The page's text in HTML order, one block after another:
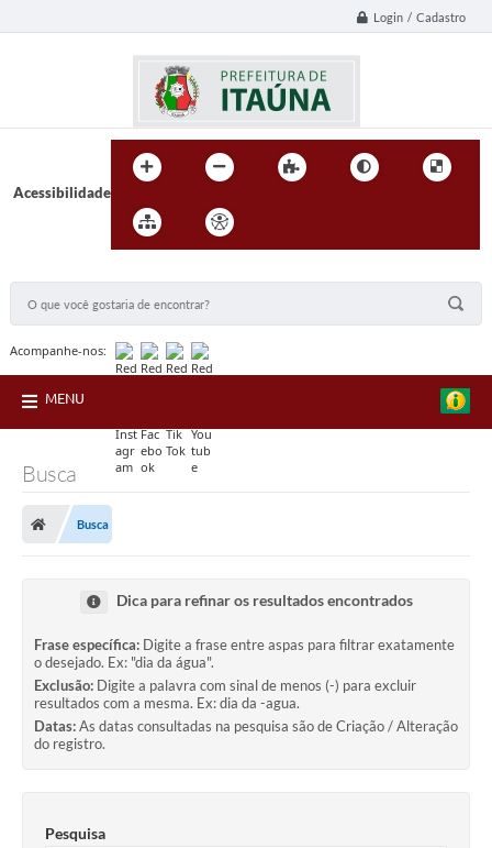
Login / Cadastro
Acessibilidade
Acompanhe-nos:
MENU
Busca
Busca
Dica para refinar os resultados encontrados
Frase específica: Digite a frase entre aspas para filtrar exatamente
o desejado. Ex: "dia da água".
Exclusão: Digite a palavra com sinal de menos (-) para excluir
resultados com a mesma. Ex: dia da -agua.
Datas:As datas consultadas na pesquisa são de Criação / Alteração
do registro.
Pesquisa